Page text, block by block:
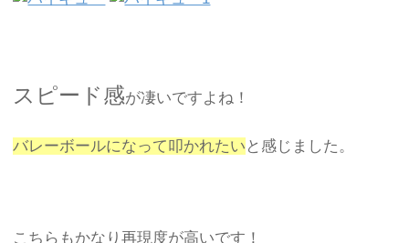
スピード感が凄いですよね！
バレーボールになって叩かれたい と感じました。
こちらもかなり再現度が高いです！